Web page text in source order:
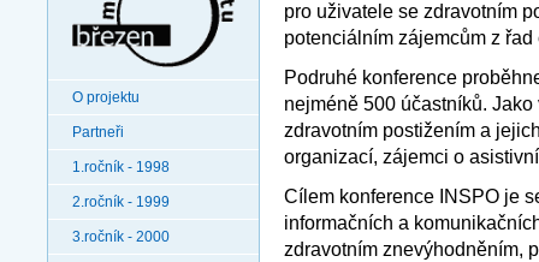
O projektu
Partneři
1.ročník - 1998
2.ročník - 1999
3.ročník - 2000
pro uživatele se zdravotním
potenciálním zájemcům z
Podruhé konference
nejméně 500 účastníků.
zdravotním postižením a
organizací, zájemci o
Cílem konference INSPO je
informačních a
zdravotním znevýhodněním,